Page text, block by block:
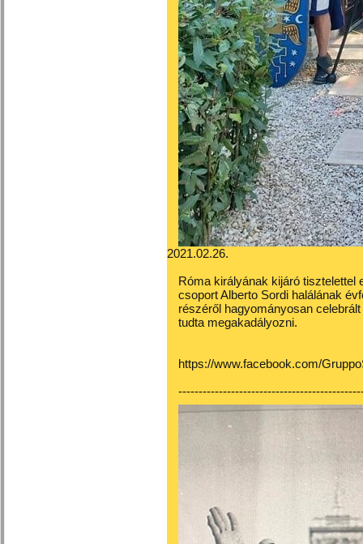
2021.02.26.
Róma királyának kijáró tisztelettel
csoport Alberto Sordi halálának
részéről hagyományosan
tudta megakadályozni.
https://www.facebook.com/